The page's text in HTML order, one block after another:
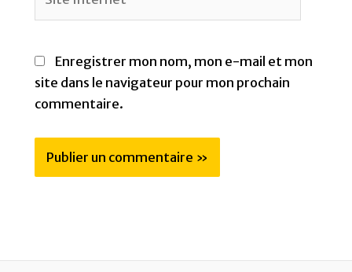
Internet
Enregistrer mon nom, mon e-mail et mon
site dans le navigateur pour mon prochain
commentaire.